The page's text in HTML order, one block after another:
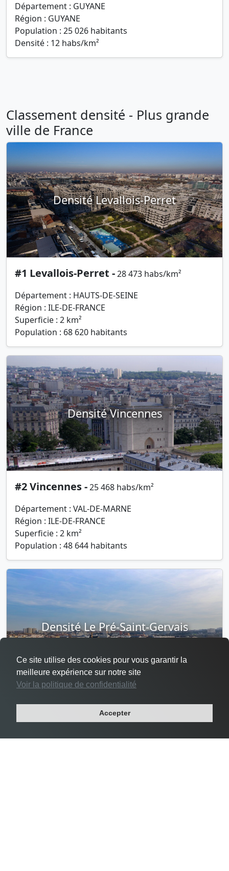
Département : GUYANE
Région : GUYANE
Population : 25 026 habitants
Densité : 12 habs/km²
Classement densité - Plus grande
ville de France
Densité Levallois-Perret
#1 Levallois-Perret -28 473 habs/km²
Département : HAUTS-DE-SEINE
Région : ILE-DE-FRANCE
Superficie : 2 km²
Population : 68 620 habitants
Densité Vincennes
#2 Vincennes -25 468 habs/km²
Département : VAL-DE-MARNE
Région : ILE-DE-FRANCE
Superficie : 2 km²
Population : 48 644 habitants
Densité Le Pré-Saint-Gervais
Département : SEINE-SAINT-DENIS
Ce site utilise des cookies pour vous garantir la
meilleure expérience sur notre site
Voir la politique de confidentialité
Accepter